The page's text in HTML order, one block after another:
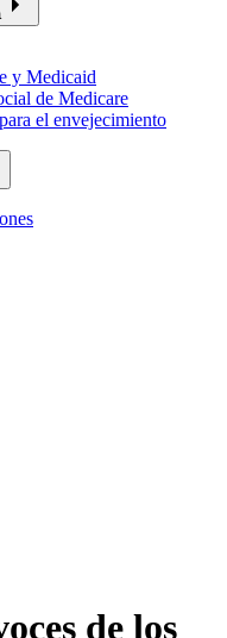
y Medicaid
de Medicare
el envejecimiento
de los